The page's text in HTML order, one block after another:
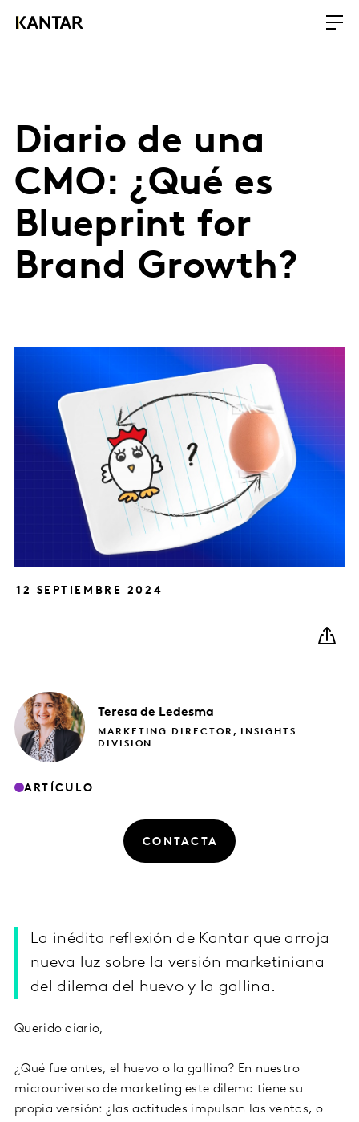
Diario de una
CMO: ¿Qué es
Blueprint for
Brand Growth?
12 SEPTIEMBRE 2024
Teresa de Ledesma
MARKETING DIRECTOR, INSIGHTS
DIVISION
ARTÍCULO
CONTACTA
La inédita reflexión de Kantar que arroja
nueva luz sobre la versión marketiniana
del dilema del huevo y la gallina.
Querido diario,
¿Qué fue antes, el huevo o la gallina? En nuestro
microuniverso de marketing este dilema tiene su
propia versión: ¿las actitudes impulsan las ventas, o